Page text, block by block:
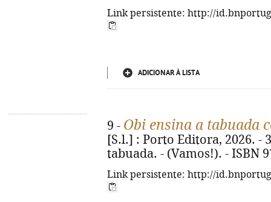
Link persistente: http://
ADICIONAR À LISTA
9 - Obi ensina a tabuada
[S.l.] : Porto Editora, 2026. -
tabuada. - (Vamos!). - ISBN
Link persistente: http://